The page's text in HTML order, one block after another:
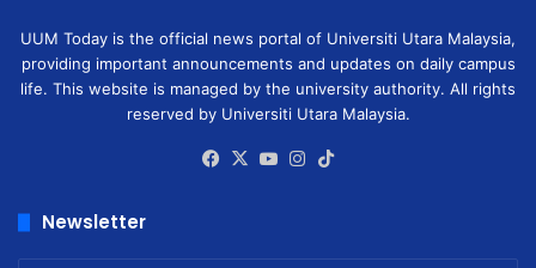
UUM Today is the official news portal of Universiti Utara Malaysia,
providing important announcements and updates on daily campus
life. This website is managed by the university authority. All rights
reserved by Universiti Utara Malaysia.
Facebook
X YouTubeInstagram
Newsletter